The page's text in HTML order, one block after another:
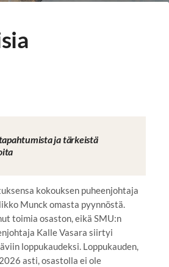
ja tärkeistä
kokouksen puheenjohtaja
Munck omasta pyynnöstä.
toimia osaston, eikä SMU:n
Kalle Vasara siirtyi
loppukaudeksi. Loppukauden,
asti, osastolla ei ole